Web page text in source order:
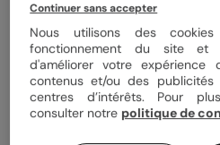
Format
Continuer sans accepter
Nous utilisons des
fonctionnement du site
d'améliorer votre expérience
contenus et/ou des publicités
centres d’intérêts. Pour
consulter notre politique de